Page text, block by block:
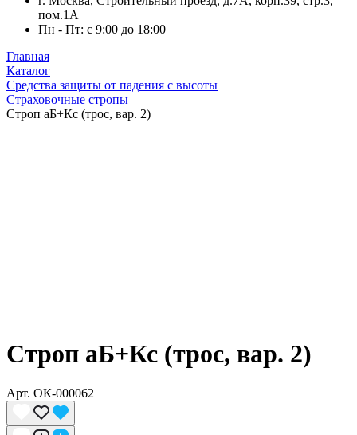
пом.1А
Пн - Пт: с 9:00 до 18:00
Главная
Каталог
Средства защиты от падения с высоты
Страховочные стропы
Строп аБ+Кс (трос, вар. 2)
Строп аБ+Кс (трос, вар. 2)
Арт. ОК-000062